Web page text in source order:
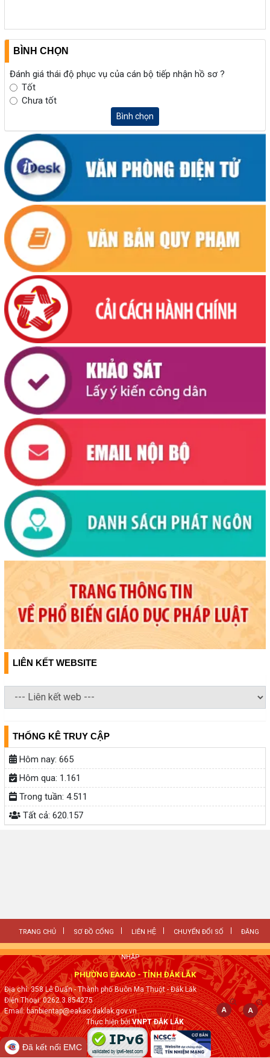
BÌNH CHỌN
Đánh giá thái độ phục vụ của cán bộ tiếp nhận hồ sơ ?
Tốt
Chưa tốt
Bình chọn
LIÊN KẾT WEBSITE
THỐNG KÊ TRUY CẬP
Hôm nay: 665
Hôm qua: 1.161
Trong tuần: 4.511
Tất cả: 620.157
TRANG CHỦ SƠ ĐỒ CỔNG LIÊN HỆ CHUYỂN ĐỔI SỐ ĐĂNG
NHẬP
PHƯỜNG EAKAO - TỈNH ĐẮK LẮK
Địa chỉ: 358 Lê Duẩn - Thành phố Buôn Ma Thuột - Đăk Lăk
Điện Thoại: 0262.3.854275
Email: banbientap@eakao.daklak.gov.vn
Thực hiện bởiVNPT ĐẮK LẮK
Đã kết nối EMC